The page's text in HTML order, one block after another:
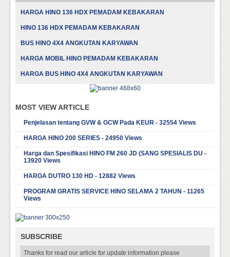
HARGA HINO 136 HDX PEMADAM KEBAKARAN
HINO 136 HDX PEMADAM KEBAKARAN
BUS HINO 4X4 ANGKUTAN KARYAWAN
HARGA MOBIL HINO PEMADAM KEBAKARAN
HARGA BUS HINO 4X4 ANGKUTAN KARYAWAN
MOST VIEW ARTICLE
Penjelasan tentang GVW & GCW Pada KEUR - 32554 Views
HARGA HINO 200 SERIES - 24950 Views
Harga dan Spesifikasi HINO FM 260 JD (SANG SPESIALIS DU -
13920 Views
HARGA DUTRO 130 HD - 12882 Views
PROGRAM GRATIS SERVICE HINO SELAMA 2 TAHUN - 11265
Views
SUBSCRIBE
Thanks for read our article for update information please